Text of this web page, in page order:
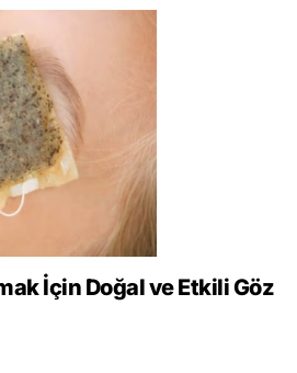
İçin Doğal ve Etkili Göz